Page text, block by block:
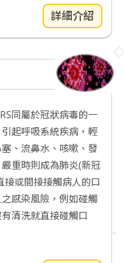
詳細介紹
同屬於冠狀病毒的一
起呼吸系統疾病，輕
、流鼻水、咳嗽、發
重時則成為肺炎(新冠
或間接接觸病人的口
感染風險，例如碰觸
清洗就直接碰觸口